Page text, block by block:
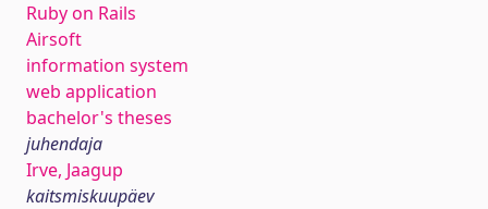
Ruby on Rails
Airsoft
information system
web application
bachelor's theses
juhendaja
Irve, Jaagup
kaitsmiskuupäev